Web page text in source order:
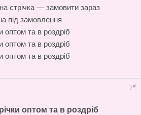
стрічка — замовити зараз
під замовлення
оптом та в роздріб
оптом та в роздріб
оптом та в роздріб
7#
оптом та в роздріб